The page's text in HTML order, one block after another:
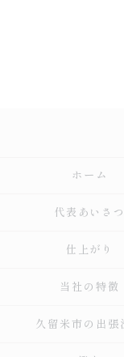
ホーム
代表あいさつ
仕上がり
当社の特徴
久留米市の出張